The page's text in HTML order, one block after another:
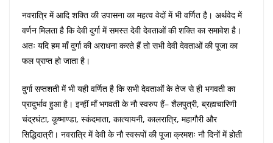
नवरात्रि में आदि शक्ति की उपासना का महत्व वेदों में भी वर्णित है। अर्थवेद में
वर्णन मिलता है कि देवी दुर्गा में समस्त देवी देवताओं की शक्ति का समावेश है।
अतः यदि हम माँ दुर्गा की अराधना करते हैं तो सभी देवी देवताओं की पूजा का
फल प्राप्त हो जाता है।
दुर्गा सप्तशती में भी यही वर्णित है कि सभी देवताओं के तेज से ही भगवती का
प्रादुर्भाव हुआ है। इन्हीं माँ भगवती के नौ स्वरुप हैं– शैलपुत्री, ब्रह्मचारिणी
चंद्रघंटा, कूष्माण्डा, स्कंदमाता, कात्यायनी, कालरात्रि, महागौरी और
सिद्धिदात्री। नवरात्रि में देवी के नौ स्वरूपों की पूजा क्रमशः नौ दिनों में होती